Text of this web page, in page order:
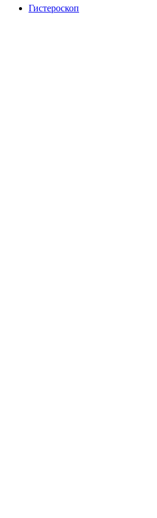
Гистероскоп